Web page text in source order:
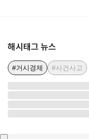
해시태그 뉴스
#거시경제 #사건사고